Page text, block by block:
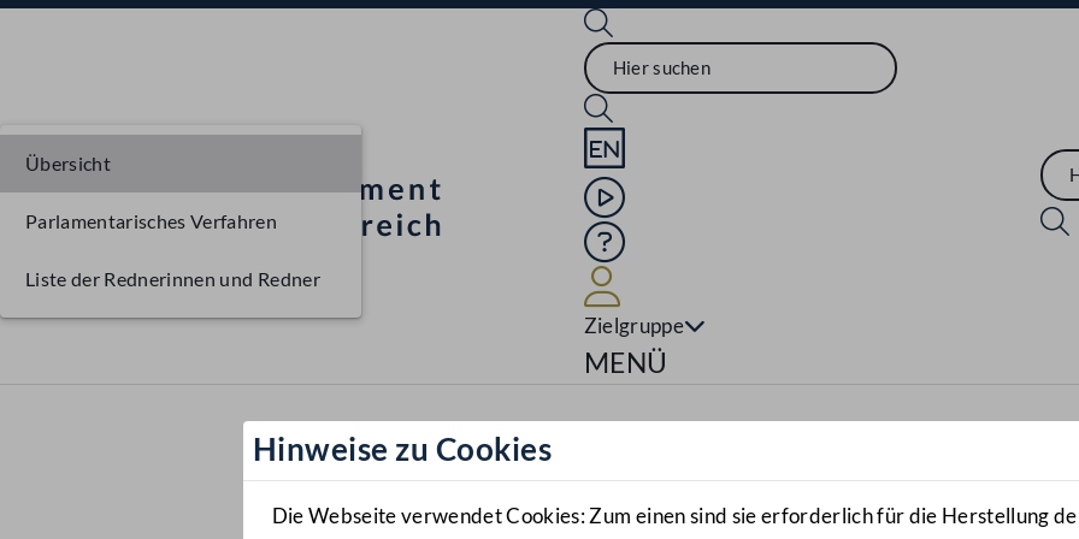
Sprache English
Mediathek
Hilfe
Zielgruppe
Navigationsmenü öffnen
MENÜ
Hinweise zu Cookies
Die Webseite verwendet Cookies: Zum einen sind sie erforderlich für die Herstellung
Übersicht
Parlamentarisches Verfahren
Liste der Rednerinnen und Redner